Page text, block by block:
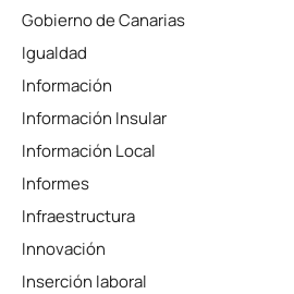
Gobierno de Canarias
Igualdad
Información
Información Insular
Información Local
Informes
Infraestructura
Innovación
Inserción laboral